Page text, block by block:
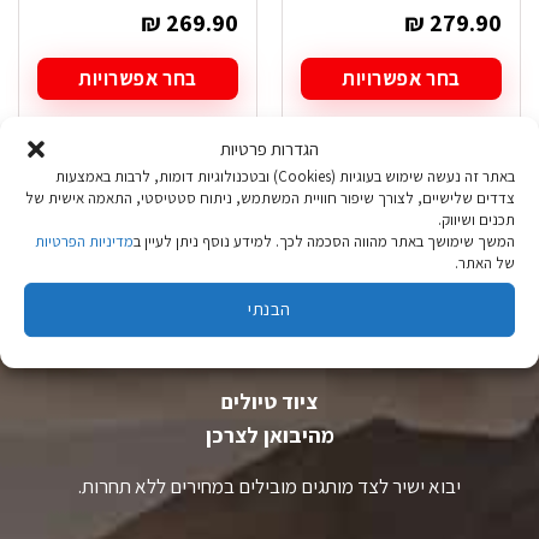
הגדרות פרטיות
באתר זה נעשה שימוש בעוגיות (Cookies) ובטכנולוגיות דומות, לרבות באמצעות
צדדים שלישיים, לצורך שיפור חוויית המשתמש, ניתוח סטטיסטי, התאמה אישית של
תכנים ושיווק.
המשך שימושך באתר מהווה הסכמה לכך. למידע נוסף ניתן לעיין במדיניות הפרטיות
של האתר.
הבנתי
₪ 279.90
בחר אפשרויות
מספר
סוגים.
ניתן
לבחור
את
המוצר
₪ 269.90
בחר אפשרויות
יש
מספר
סוגים.
לבחור
המוצר
ציוד טיולים
מהיבואן לצרכן
יבוא ישיר לצד מותגים מובילים במחירים ללא תחרות.